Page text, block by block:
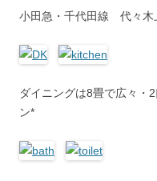
小田急・千代田線 代々
ダイニングは8畳で広々・
ン*